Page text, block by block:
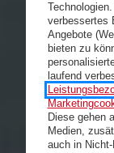
verbessertes
Angebote
bieten zu
laufend
Diese gehen
Medien,
auch in